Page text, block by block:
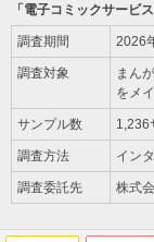
「電子コミックサービ
調査期間 2026
調査対象
まん
をメ
サンプル数 1,236
調査方法 イン
調査委託先 株式